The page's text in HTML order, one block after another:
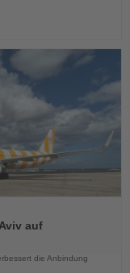
auf
die Anbindung